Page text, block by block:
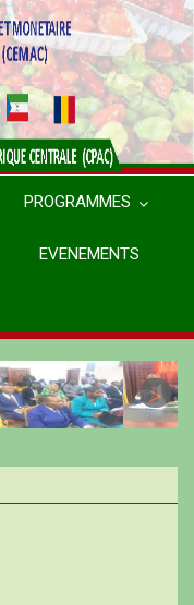
PROGRAMMES
EVENEMENTS